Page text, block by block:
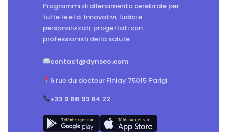
Programmi di allenamento cerebrale per
tutte le età. Innovativi, ludici e
personalizzati, progettati con
professionisti della salute.
contact@dynseo.com
6 rue du docteur Finlay 75015 Parigi
+33 9 66 93 84 22